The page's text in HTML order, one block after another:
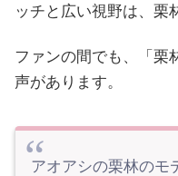
ッチと広い視野は、栗
ファンの間でも、「栗
声があります。
アオアシの栗林のモ